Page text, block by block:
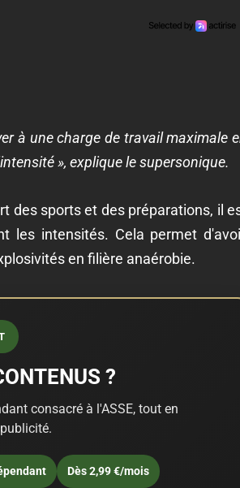
à une charge de travail maximale
», explique le supersonique.
des sports et des préparations, il
les intensités. Cela permet
en filière anaérobie.
?
consacré à l'ASSE, tout en
Dès 2,99 €/mois